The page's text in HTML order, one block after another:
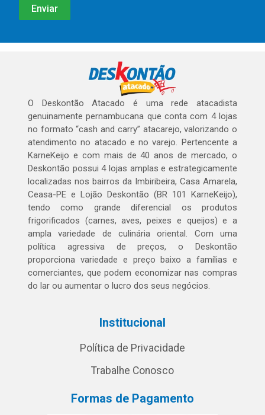
O Deskontão Atacado é uma rede atacadista
genuinamente pernambucana que conta com 4 lojas
no formato “cash and carry” atacarejo, valorizando o
atendimento no atacado e no varejo. Pertencente a
KarneKeijo e com mais de 40 anos de mercado, o
Deskontão possui 4 lojas amplas e estrategicamente
localizadas nos bairros da Imbiribeira, Casa Amarela,
Ceasa-PE e Lojão Deskontão (BR 101 KarneKeijo),
tendo como grande diferencial os produtos
frigorificados (carnes, aves, peixes e queijos) e a
ampla variedade de culinária oriental. Com uma
política agressiva de preços, o Deskontão
proporciona variedade e preço baixo a famílias e
comerciantes, que podem economizar nas compras
do lar ou aumentar o lucro dos seus negócios.
Institucional
Política de Privacidade
Trabalhe Conosco
Formas de Pagamento